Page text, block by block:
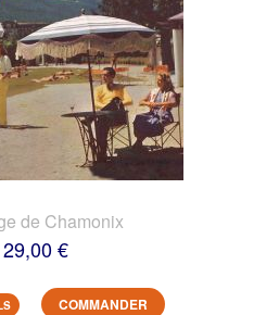
de Chamonix
29,00 €
COMMANDER